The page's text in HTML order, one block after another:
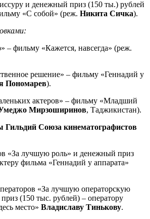
и денежный приз (150 ты.) рублей
«С собой» (реж. Никита Сичка).
– фильму «Кажется, навсегда» (реж.
решение» – фильму «Геннадий у
Пономарев).
актеров» – фильму «Младший
Мирзоширинов, Таджикистан).
Гильдий Союза кинематографистов
«За лучшую роль» и денежный приз
фильма «Геннадий у аппарата»
«За лучшую операторскую
(150 тыс. рублей) – оператору
место» Владиславу Тинькову.